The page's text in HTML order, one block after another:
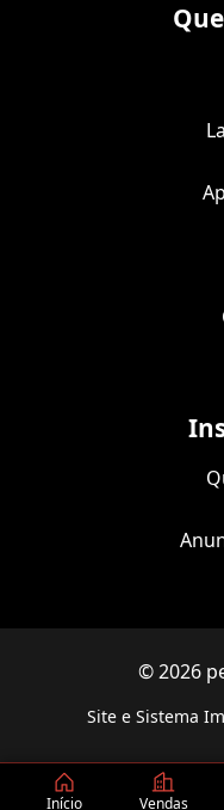
© 2026
Site e Sistema
Início Vendas